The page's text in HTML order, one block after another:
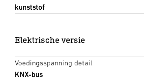
kunststof
Elektrische versie
Voedingsspanning detail
KNX-bus